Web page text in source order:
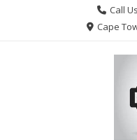
Call
Cape